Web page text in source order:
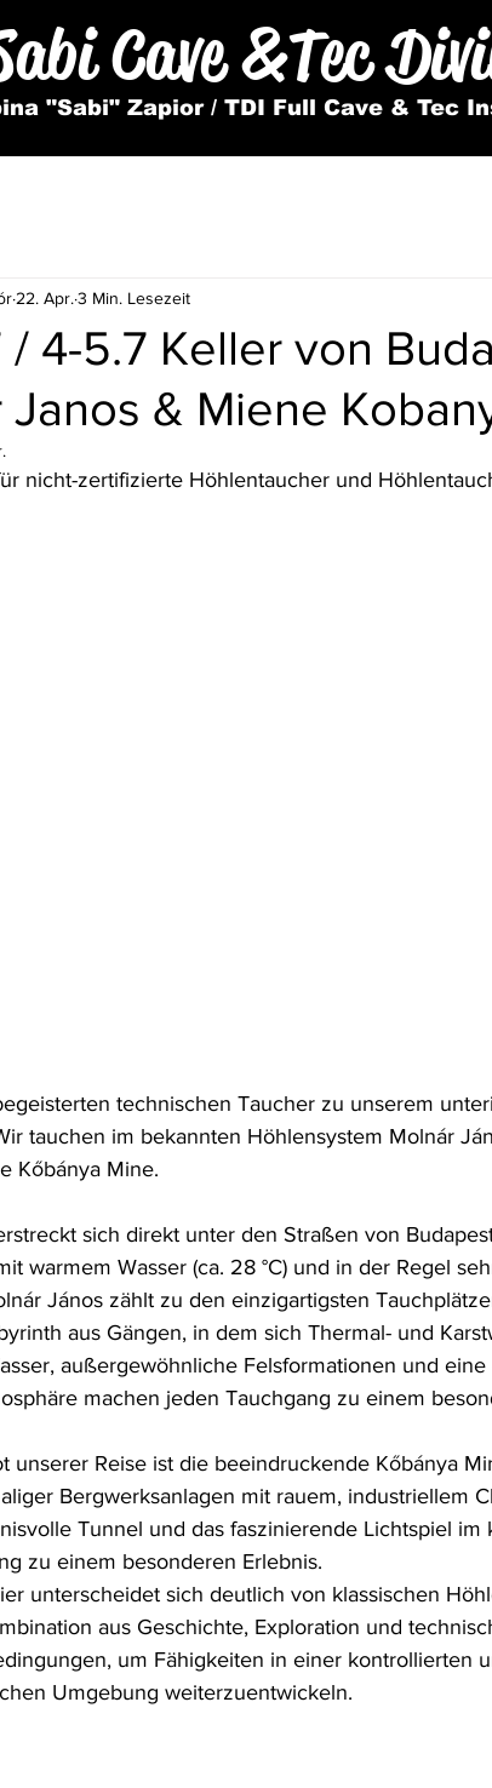
Cave &Tec
"Sabi" Zapior / TDI Full Cave & Tec
/ 4-5.7 Keller von
Janos & Miene
22. Apr. 3 Min. Lesezeit
nicht-zertifizierte Höhlentaucher und
technischen Taucher zu unserem
tauchen im bekannten Höhlensystem Molnár
Kőbánya Mine.
sich direkt unter den Straßen von
warmem Wasser (ca. 28 °C) und in der Regel
János zählt zu den einzigartigsten
aus Gängen, in dem sich Thermal- und
außergewöhnliche Felsformationen und
machen jeden Tauchgang zu einem
unserer Reise ist die beeindruckende Kőbánya
Bergwerksanlagen mit rauem, industriellem
Tunnel und das faszinierende Lichtspiel im
zu einem besonderen Erlebnis.
unterscheidet sich deutlich von klassischen
aus Geschichte, Exploration und
um Fähigkeiten in einer kontrollierten
Umgebung weiterzuentwickeln.